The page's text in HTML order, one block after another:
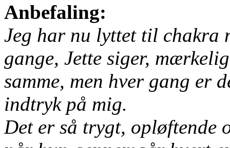
Anbefaling:
Jeg har nu lyttet til chakra
gange, Jette siger,
samme, men hver gang er
indtryk på mig.
Det er så trygt, opløftende